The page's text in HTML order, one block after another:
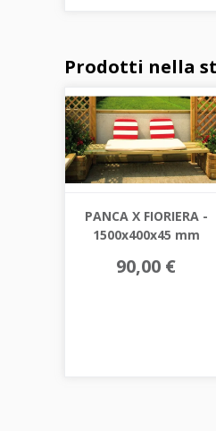
Prodotti nella
PANCA X FIORIERA -
1500x400x45 mm
90,00 €